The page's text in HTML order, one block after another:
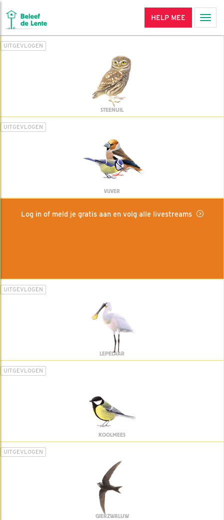
HELP MEE
UITGEVLOGEN
STEENUIL
UITGEVLOGEN
VIJVER
Log in of meld je gratis aan en volg alle livestreams
UITGEVLOGEN
LEPELAAR
UITGEVLOGEN
KOOLMEES
UITGEVLOGEN
GIERZWALUW